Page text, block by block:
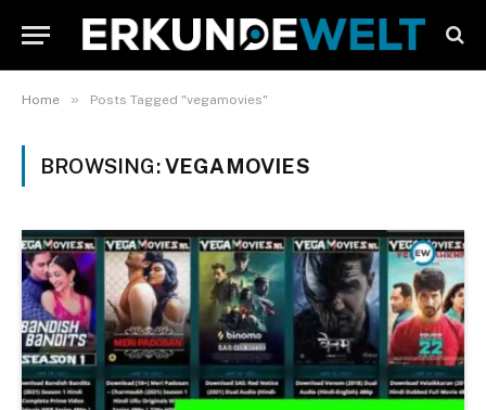
Home » Posts Tagged "vegamovies"
BROWSING:VEGAMOVIES